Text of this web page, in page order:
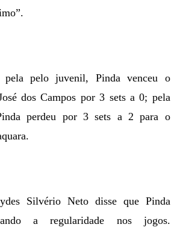
pelo juvenil, Pinda venceu o
dos Campos por 3 sets a 0; pela
perdeu por 3 sets a 2 para o
Silvério Neto disse que Pinda
a regularidade nos jogos.